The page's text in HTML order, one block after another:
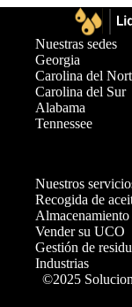
Nuestras sedes
Georgia
Carolina del
Carolina del Sur
Alabama
Tennessee
Nuestros
Recogida de
Almacenamiento
Vender su UCO
Gestión de
Industrias
©2025